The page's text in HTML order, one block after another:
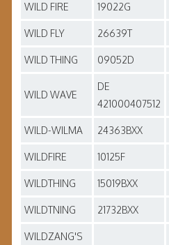
WILD FIRE 19022G
WILD FLY 26639T
WILD THING 09052D
WILD WAVE
DE
421000407512
WILD-WILMA 24363BXX
WILDFIRE 10125F
WILDTHING 15019BXX
WILDTNING 21732BXX
WILDZANG'S